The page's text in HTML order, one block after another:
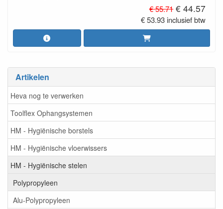
Artikelen
Heva nog te verwerken
Toolflex Ophangsystemen
HM - Hygiënische borstels
HM - Hygiënische vloerwissers
HM - Hygiënische stelen
Polypropyleen
Alu-Polypropyleen
€ 55.71 € 44.57
€ 53.93 inclusief btw